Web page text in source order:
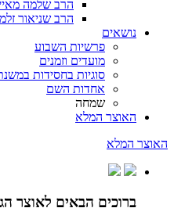
הרב שלמה
הרב שניאור
נושאים
פרשיות השבוע
מועדים וזמנים
סוגיות בחסידות
אחדות השם
שמחה
האוצר המלא
האוצר המלא
ברוכים הבאים לאוצר